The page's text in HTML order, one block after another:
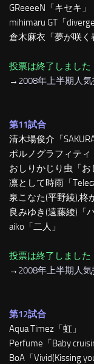
GReeeeN「キセキ」
mihimaru GT「diverge
倉木麻衣「夢が咲く
投票は終了しました
→ 2008年上半期人
第11試合
清木場俊介「SAKURA
ポルノグラフィティ
おしりかじり虫「お
凛として時雨「
泉こなた(平野綾),柊
良みゆき(遠藤綾)「
aiko「二人」
投票は終了しました
→ 2008年上半期人
第12試合
Aqua Timez「虹」
Perfume「Baby
BoA「Vivid(Kissing